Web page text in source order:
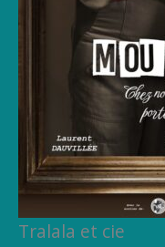
Tralala et cie